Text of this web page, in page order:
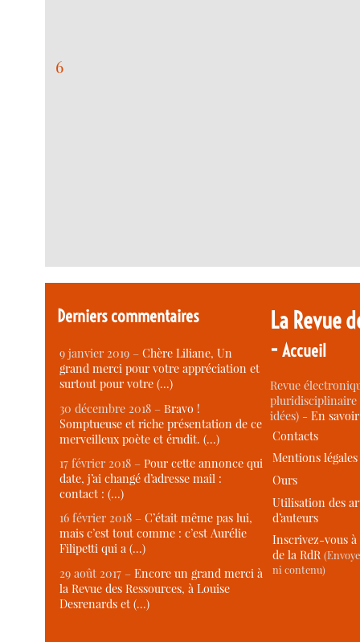
6
Derniers commentaires
9 janvier 2019 –Chère Liliane, Un
grand merci pour votre appréciation et
surtout pour votre (…)
30 décembre 2018 –Bravo !
Somptueuse et riche présentation de ce
merveilleux poète et érudit. (…)
17 février 2018 –Pour cette annonce qui
date, j’ai changé d’adresse mail :
contact : (…)
16 février 2018 –C’était même pas lui,
mais c’est tout comme : c’est Aurélie
Filipetti qui a (…)
29 août 2017 –Encore un grand merci à
la Revue des Ressources, à Louise
Desrenards et (…)
La Revue
-Accueil
Revue
idées) -En
Contacts
Mentions légales
Ours
Utilisation des
d’auteurs
Inscrivez-vous
de la RdR
ni contenu)